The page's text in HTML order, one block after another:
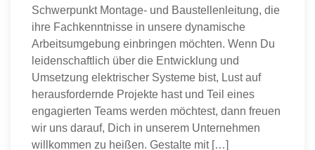
Schwerpunkt Montage- und Baustellenleitung, die
ihre Fachkenntnisse in unsere dynamische
Arbeitsumgebung einbringen möchten. Wenn Du
leidenschaftlich über die Entwicklung und
Umsetzung elektrischer Systeme bist, Lust auf
herausfordernde Projekte hast und Teil eines
engagierten Teams werden möchtest, dann freuen
wir uns darauf, Dich in unserem Unternehmen
willkommen zu heißen. Gestalte mit […]